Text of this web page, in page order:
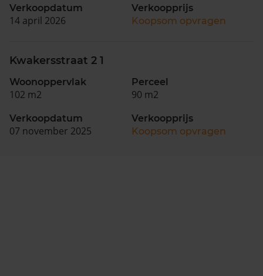
Verkoopdatum
14 april 2026
Verkoopprijs
Koopsom opvragen
Kwakersstraat 2 1
Woonoppervlak
102 m2
Perceel
90 m2
Verkoopdatum
07 november 2025
Verkoopprijs
Koopsom opvragen